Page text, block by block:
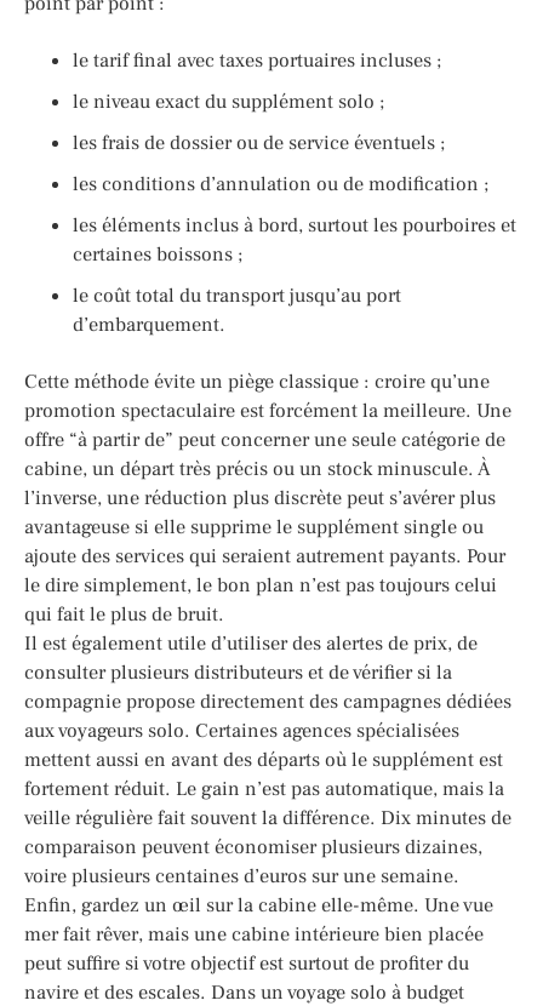
le tarif final avec taxes portuaires incluses ;
le niveau exact du supplément solo ;
les frais de dossier ou de service éventuels ;
les conditions d’annulation ou de modification ;
les éléments inclus à bord, surtout les pourboires et
certaines boissons ;
le coût total du transport jusqu’au port
d’embarquement.
Cette méthode évite un piège classique : croire qu’une
promotion spectaculaire est forcément la meilleure. Une
offre “à partir de” peut concerner une seule catégorie de
cabine, un départ très précis ou un stock minuscule. À
l’inverse, une réduction plus discrète peut s’avérer plus
avantageuse si elle supprime le supplément single ou
ajoute des services qui seraient autrement payants. Pour
le dire simplement, le bon plan n’est pas toujours celui
qui fait le plus de bruit.
Il est également utile d’utiliser des alertes de prix, de
consulter plusieurs distributeurs et de vérifier si la
compagnie propose directement des campagnes dédiées
aux voyageurs solo. Certaines agences spécialisées
mettent aussi en avant des départs où le supplément est
fortement réduit. Le gain n’est pas automatique, mais la
veille régulière fait souvent la différence. Dix minutes de
comparaison peuvent économiser plusieurs dizaines,
voire plusieurs centaines d’euros sur une semaine.
Enfin, gardez un œil sur la cabine elle-même. Une vue
mer fait rêver, mais une cabine intérieure bien placée
peut suffire si votre objectif est surtout de profiter du
navire et des escales. Dans un voyage solo à budget